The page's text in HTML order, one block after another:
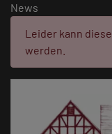
News
Fehler:
Leider kann
werden.